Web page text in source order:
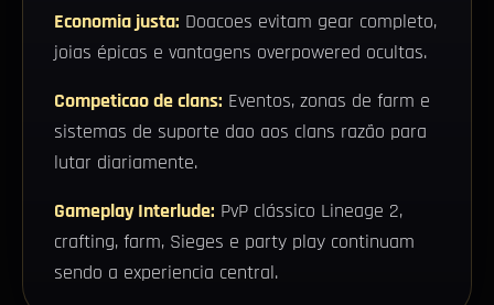
Economia justa: Doacoes evitam gear completo,
joias épicas e vantagens overpowered ocultas.
Competicao de clans: Eventos, zonas de farm e
sistemas de suporte dao aos clans razão para
lutar diariamente.
Gameplay Interlude: PvP clássico Lineage 2,
crafting, farm, Sieges e party play continuam
sendo a experiencia central.